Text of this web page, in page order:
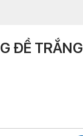
ĐỀ TRẮNG